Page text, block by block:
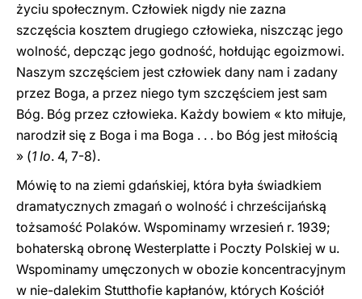
życiu społecznym. Człowiek nigdy nie zazna
szczęścia kosztem drugiego człowieka, niszcząc jego
wolność, depcząc jego godność, hołdując egoizmowi.
Naszym szczęściem jest człowiek dany nam i zadany
przez Boga, a przez niego tym szczęściem jest sam
Bóg. Bóg przez człowieka. Każdy bowiem « kto miłuje,
narodził się z Boga i ma Boga . . . bo Bóg jest miłością
» (1 Io. 4, 7-8).
Mówię to na ziemi gdańskiej, która była świadkiem
dramatycznych zmagań o wolność i chrześcijańską
tożsamość Polaków. Wspominamy wrzesień r. 1939;
bohaterską obronę Westerplatte i Poczty Polskiej w u.
Wspominamy umęczonych w obozie koncentracyjnym
w nie-dalekim Stutthofie kapłanów, których Kościół